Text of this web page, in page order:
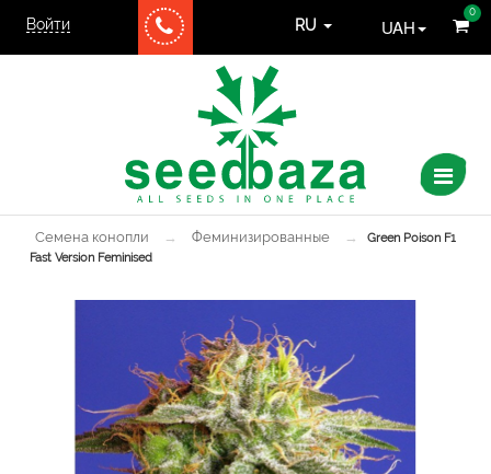
Войти
0
RU UAH
Семена конопли → Феминизированные →
Green Poison F1
Fast Version Feminised